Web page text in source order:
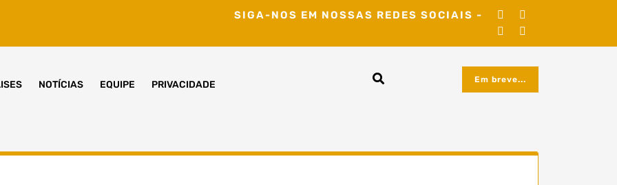
SIGA-NOS EM NOSSAS REDES SOCIAIS -
NOTÍCIAS EQUIPE PRIVACIDADE Em breve...